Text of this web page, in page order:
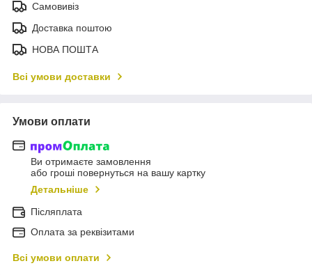
Самовивіз
Доставка поштою
НОВА ПОШТА
Всі умови доставки
Умови оплати
Ви отримаєте замовлення
або гроші повернуться на вашу картку
Детальніше
Післяплата
Оплата за реквізитами
Всі умови оплати